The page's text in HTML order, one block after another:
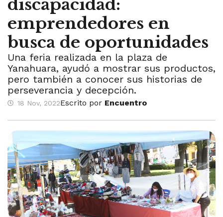
discapacidad:
emprendedores en
busca de oportunidades
Una feria realizada en la plaza de
Yanahuara, ayudó a mostrar sus productos,
pero también a conocer sus historias de
perseverancia y decepción.
18 Nov, 2022Escrito por Encuentro